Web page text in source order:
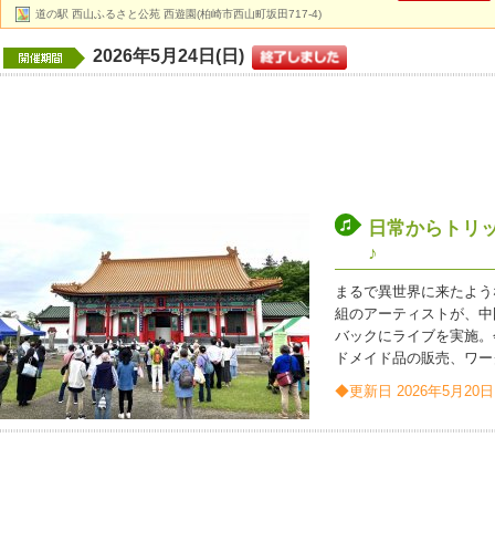
道の駅 西山ふるさと公苑 西遊園(柏崎市西山町坂田717-4)
2026年5月24日(日)
日常からトリ
♪
まるで異世界に来たよ
組のアーティストが、
バックにライブを実施
ドメイド品の販売、ワ
◆更新日 2026年5月20日